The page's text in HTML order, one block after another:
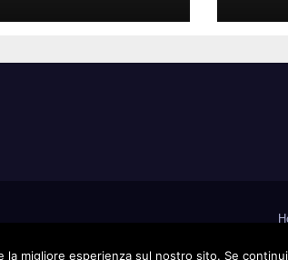
migliore esperienza sul nostro sito. Se